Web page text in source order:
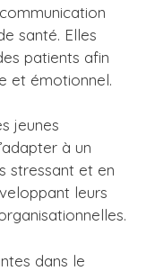
santé. Elles
patients afin
et émotionnel.
jeunes
à un
stressant et en
leurs
dans le